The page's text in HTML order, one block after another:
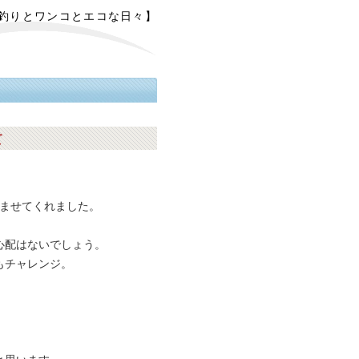
とワンコとエコな日々】
せてくれました。
はないでしょう。
ャレンジ。